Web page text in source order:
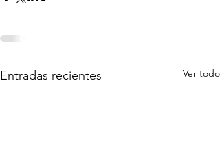
Entradas recientes Ver todo